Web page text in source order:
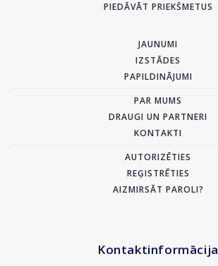
PIEDĀVĀT PRIEKŠMETUS
JAUNUMI
IZSTĀDES
PAPILDINĀJUMI
PAR MUMS
DRAUGI UN PARTNERI
KONTAKTI
AUTORIZĒTIES
REĢISTRĒTIES
AIZMIRSĀT PAROLI?
Kontaktinformācija